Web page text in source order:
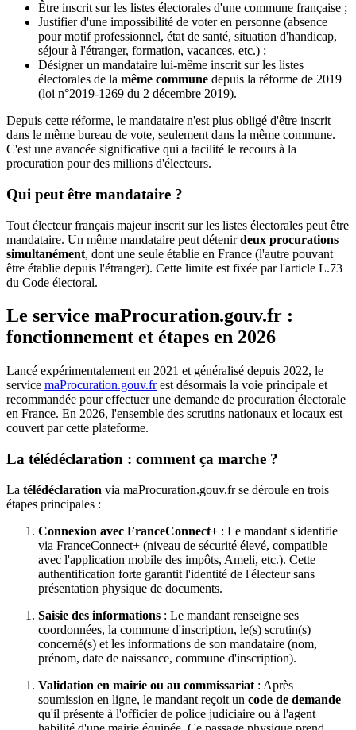
Être inscrit sur les listes électorales d'une commune française ;
Justifier d'une impossibilité de voter en personne (absence
pour motif professionnel, état de santé, situation d'handicap,
séjour à l'étranger, formation, vacances, etc.) ;
Désigner un mandataire lui-même inscrit sur les listes
électorales de la même commune depuis la réforme de 2019
(loi n°2019-1269 du 2 décembre 2019).
Depuis cette réforme, le mandataire n'est plus obligé d'être inscrit
dans le même bureau de vote, seulement dans la même commune.
C'est une avancée significative qui a facilité le recours à la
procuration pour des millions d'électeurs.
Qui peut être mandataire ?
Tout électeur français majeur inscrit sur les listes électorales peut être
mandataire. Un même mandataire peut détenirdeux procurations
simultanément, dont une seule établie en France (l'autre pouvant
être établie depuis l'étranger). Cette limite est fixée par l'article L.73
du Code électoral.
Le service maProcuration.gouv.fr :
fonctionnement et étapes en 2026
Lancé expérimentalement en 2021 et généralisé depuis 2022, le
service maProcuration.gouv.frest désormais la voie principale et
recommandée pour effectuer une demande de procuration électorale
en France. En 2026, l'ensemble des scrutins nationaux et locaux est
couvert par cette plateforme.
La télédéclaration : comment ça marche ?
La télédéclaration via maProcuration.gouv.fr se déroule en trois
étapes principales :
Connexion avec FranceConnect+ : Le mandant s'identifie
via FranceConnect+ (niveau de sécurité élevé, compatible
avec l'application mobile des impôts, Ameli, etc.). Cette
authentification forte garantit l'identité de l'électeur sans
présentation physique de documents.
Saisie des informations : Le mandant renseigne ses
coordonnées, la commune d'inscription, le(s) scrutin(s)
concerné(s) et les informations de son mandataire (nom,
prénom, date de naissance, commune d'inscription).
Validation en mairie ou au commissariat : Après
soumission en ligne, le mandant reçoit un code de demande
qu'il présente à l'officier de police judiciaire ou à l'agent